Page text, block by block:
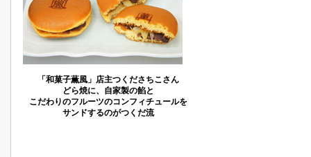
「和菓子薫風」店主つくださちこさん
どら焼に、自家製の餡と
こだわりのフルーツのコンフィチュールを
サンドするのがつくだ流